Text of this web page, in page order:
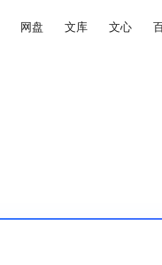
网盘 文库 文心